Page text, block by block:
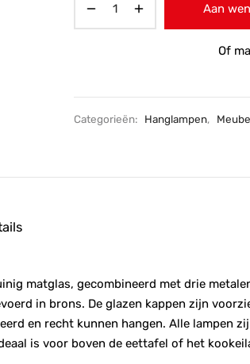
Aan
Of
Categorieën: Hanglampen,
matglas, gecombineerd met drie
in brons. De glazen kappen zijn
en recht kunnen hangen. Alle lampen
is voor boven de eettafel of het